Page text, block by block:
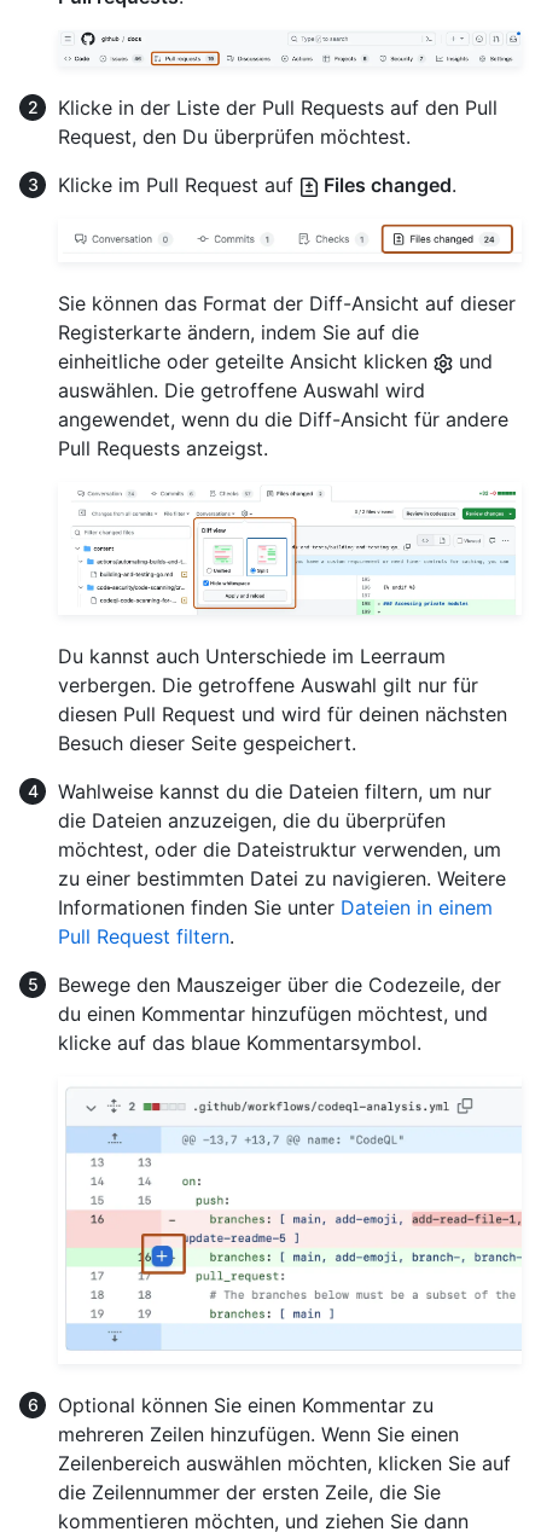
Klicke in der Liste der Pull Requests auf den Pull
Request, den Du überprüfen möchtest.
Klicke im Pull Request auf
Files changed.
Sie können das Format der Diff-Ansicht auf dieser
Registerkarte ändern, indem Sie auf die
einheitliche oder geteilte Ansicht klicken
und
auswählen. Die getroffene Auswahl wird
angewendet, wenn du die Diff-Ansicht für andere
Pull Requests anzeigst.
Du kannst auch Unterschiede im Leerraum
verbergen. Die getroffene Auswahl gilt nur für
diesen Pull Request und wird für deinen nächsten
Besuch dieser Seite gespeichert.
Wahlweise kannst du die Dateien filtern, um nur
die Dateien anzuzeigen, die du überprüfen
möchtest, oder die Dateistruktur verwenden, um
zu einer bestimmten Datei zu navigieren. Weitere
Informationen finden Sie unter Dateien in einem
Pull Request filtern.
Bewege den Mauszeiger über die Codezeile, der
du einen Kommentar hinzufügen möchtest, und
klicke auf das blaue Kommentarsymbol.
Optional können Sie einen Kommentar zu
mehreren Zeilen hinzufügen. Wenn Sie einen
Zeilenbereich auswählen möchten, klicken Sie auf
die Zeilennummer der ersten Zeile, die Sie
kommentieren möchten, und ziehen Sie dann